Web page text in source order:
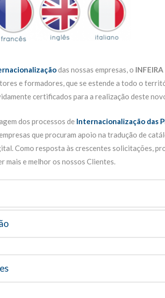
das nossas empresas, o INFEIRA
e formadores, que se estende a todo o
certificados para a realização deste
dos processos de Internacionalização das
que procuram apoio na tradução de
Como resposta às crescentes solicitações,
mais e melhor os nossos Clientes.